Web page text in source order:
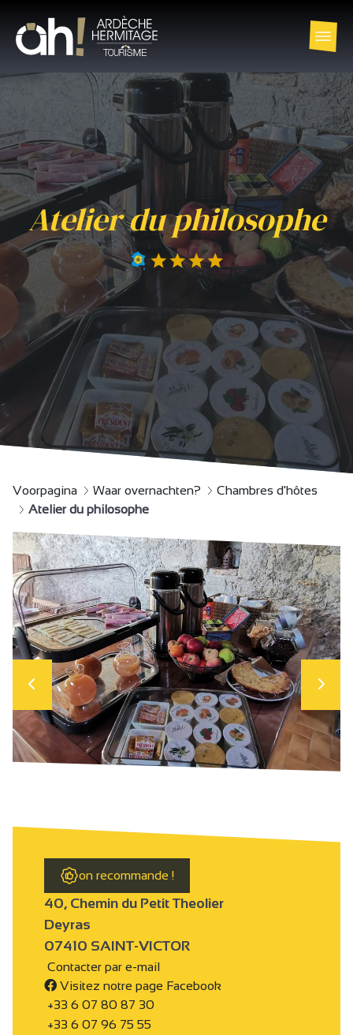
Atelier du philosophe
Voorpagina Waar overnachten?
Chambres d'hôtes
Atelier du philosophe
on recommande !
40, Chemin du Petit Theolier
Deyras
07410 SAINT-VICTOR
Contacter par e-mail
Visitez notre page Facebook
+33 6 07 80 87 30
+33 6 07 96 75 55